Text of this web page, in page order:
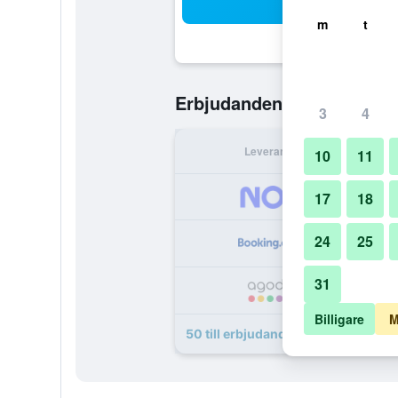
Erbjudanden från402 kr
Leverantör
50 till erbjudanden för Amid Hotel
m t
3 4
10 11
17 18
24 25
31
Billigare